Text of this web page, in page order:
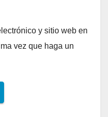
y sitio web en
vez que haga un